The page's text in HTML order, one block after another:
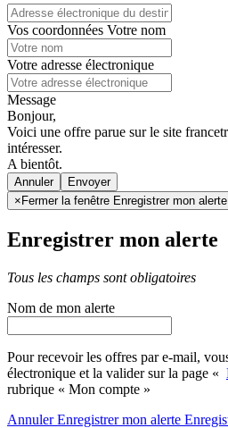
Vos coordonnées Votre nom
Votre adresse électronique
Message
Bonjour,
Voici une offre parue sur le site
intéresser.
A bientôt.
Annuler
× Fermer la fenêtre Enregistrer mon alerte
Enregistrer mon alerte
Tous les champs sont obligatoires
Nom de mon alerte
Pour recevoir les offres par e-mail,
électronique et la valider sur la page «
rubrique « Mon compte »
AnnulerEnregistrer mon alerte